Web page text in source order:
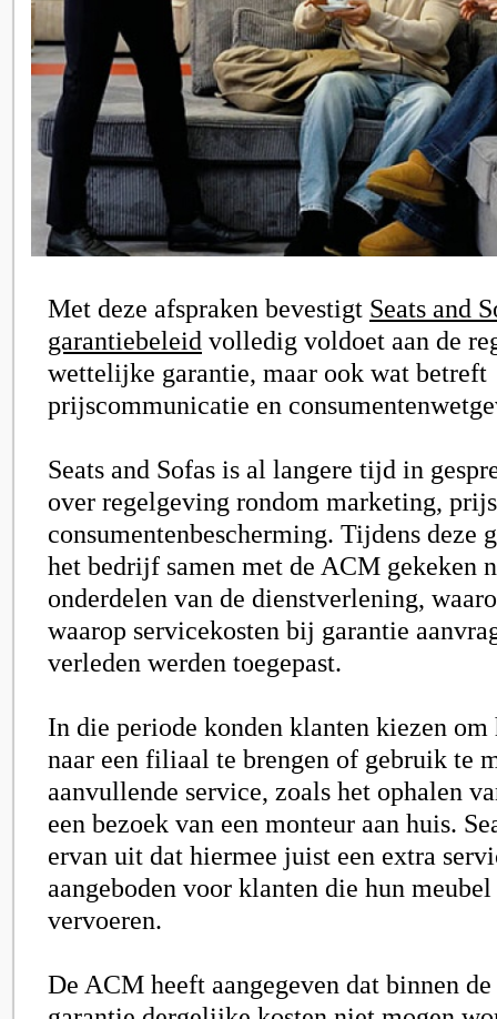
Met deze afspraken bevestigt Seats and
garantiebeleid volledig voldoet aan de
wettelijke garantie, maar ook wat betreft
prijscommunicatie en
Seats and Sofas is al langere tijd in
over regelgeving rondom marketing,
consumentenbescherming. Tijdens deze
het bedrijf samen met de ACM gekeken
onderdelen van de dienstverlening,
waarop servicekosten bij garantie
verleden werden toegepast.
In die periode konden klanten kiezen
naar een filiaal te brengen of gebruik te
aanvullende service, zoals het ophalen
een bezoek van een monteur aan huis.
ervan uit dat hiermee juist een extra
aangeboden voor klanten die hun
vervoeren.
De ACM heeft aangegeven dat binnen